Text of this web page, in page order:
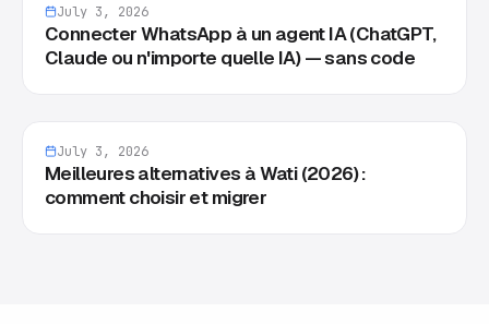
July 3, 2026
Connecter WhatsApp à un agent IA (ChatGPT,
Claude ou n'importe quelle IA) — sans code
July 3, 2026
Meilleures alternatives à Wati (2026) :
comment choisir et migrer